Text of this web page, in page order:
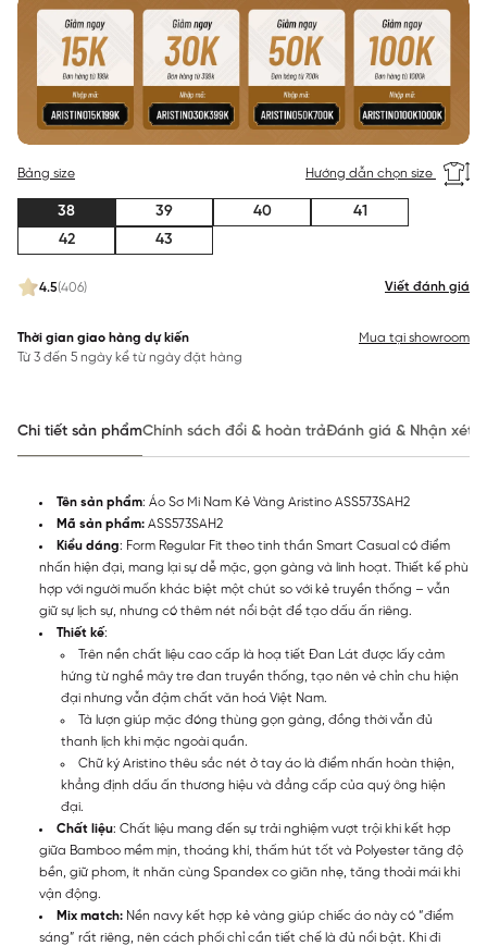
4.5(406) Viết đánh giá
Bảng size Hướng dẫn chọn size
38 39 40
41
42
43
Thời gian giao hàng dự kiến
Từ 3 đến 5 ngày kể từ ngày đặt hàng
Mua tại showroom
Chi tiết sản phẩmChính sách đổi & hoàn trảĐánh giá & Nhận xét
Tên sản phẩm: Áo Sơ Mi Nam Kẻ Vàng Aristino ASS573SAH2
Mã sản phẩm: ASS573SAH2
Kiểu dáng: Form Regular Fit theo tinh thần Smart Casual có điểm
nhấn hiện đại, mang lại sự dễ mặc, gọn gàng và linh hoạt. Thiết kế phù
hợp với người muốn khác biệt một chút so với kẻ truyền thống – vẫn
giữ sự lịch sự, nhưng có thêm nét nổi bật để tạo dấu ấn riêng.
Thiết kế:
Trên nền chất liệu cao cấp là hoạ tiết Đan Lát được lấy cảm
hứng từ nghề mây tre đan truyền thống, tạo nên vẻ chỉn chu hiện
đại nhưng vẫn đậm chất văn hoá Việt Nam.
Tà lượn giúp mặc đóng thùng gọn gàng, đồng thời vẫn đủ
thanh lịch khi mặc ngoài quần.
Chữ ký Aristino thêu sắc nét ở tay áo là điểm nhấn hoàn thiện,
khẳng định dấu ấn thương hiệu và đẳng cấp của quý ông hiện
đại.
Chất liệu: Chất liệu mang đến sự trải nghiệm vượt trội khi kết hợp
giữa Bamboo mềm mịn, thoáng khí, thấm hút tốt và Polyester tăng độ
bền, giữ phom, ít nhăn cùng Spandex co giãn nhẹ, tăng thoải mái khi
vận động.
Mix match: Nền navy kết hợp kẻ vàng giúp chiếc áo này có “điểm
sáng” rất riêng, nên cách phối chỉ cần tiết chế là đủ nổi bật. Khi đi